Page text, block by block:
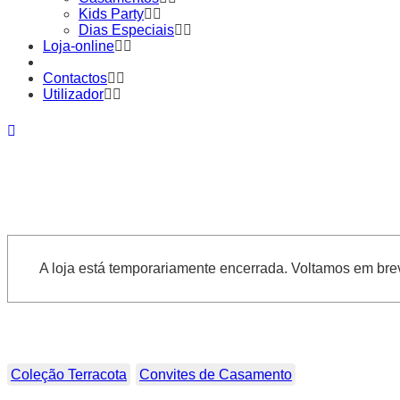
Kids Party
Dias Especiais
Loja-online
Contactos
Utilizador
A loja está temporariamente encerrada. Voltamos em
Coleção Terracota Convites de Casamento